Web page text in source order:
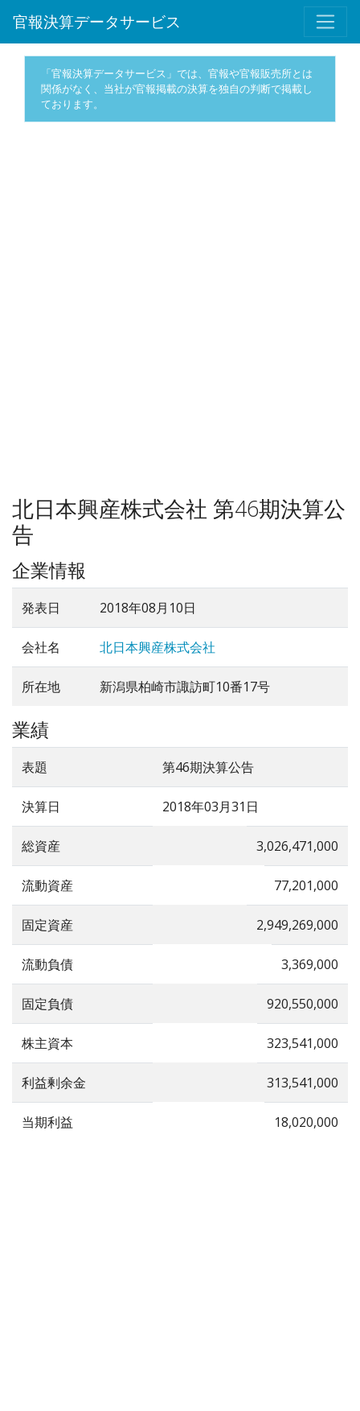
官報決算データサービス
「官報決算データサービス」では、官報や官報販売所とは
関係がなく、当社が官報掲載の決算を独自の判断で掲載し
ております。
北日本興産株式会社 第46期決算公
告
企業情報
発表日 2018年08月10日
会社名 北日本興産株式会社
所在地 新潟県柏崎市諏訪町10番17号
業績
表題 第46期決算公告
決算日 2018年03月31日
総資産 3,026,471,000
流動資産 77,201,000
固定資産 2,949,269,000
流動負債 3,369,000
固定負債 920,550,000
株主資本 323,541,000
利益剰余金 313,541,000
当期利益 18,020,000